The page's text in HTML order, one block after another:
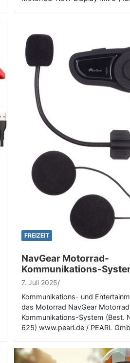
FREIZEIT
NavGear Motorrad-
Kommunikations-
7. Juli 2025
Kommunikations- und
das Motorrad NavGear
Kommunikations-System (Best.
625) www.pearl.de / PEARL